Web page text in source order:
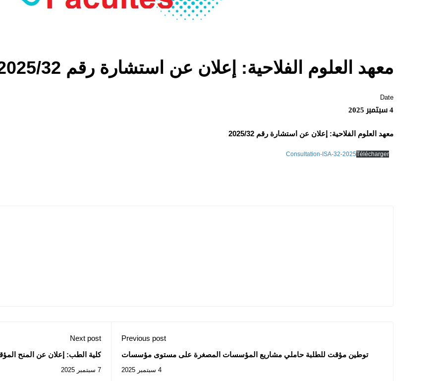
معهد العلوم الفلاحية: إعلان عن استشارة رقم 2025/32
Date
4 سبتمبر 2025
معهد العلوم الفلاحية: إعلان عن استشارة رقم 2025/32
Consultation-ISA-32-2025Télécharger
Previous post
توطين مؤقت للطلبة حاملي مشاريع المؤسسات المصغرة على مستوى مؤسسات
4 سبتمبر 2025
Next post
7 سبتمبر 2025